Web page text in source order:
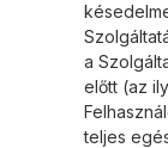
a
előtt (az
teljes